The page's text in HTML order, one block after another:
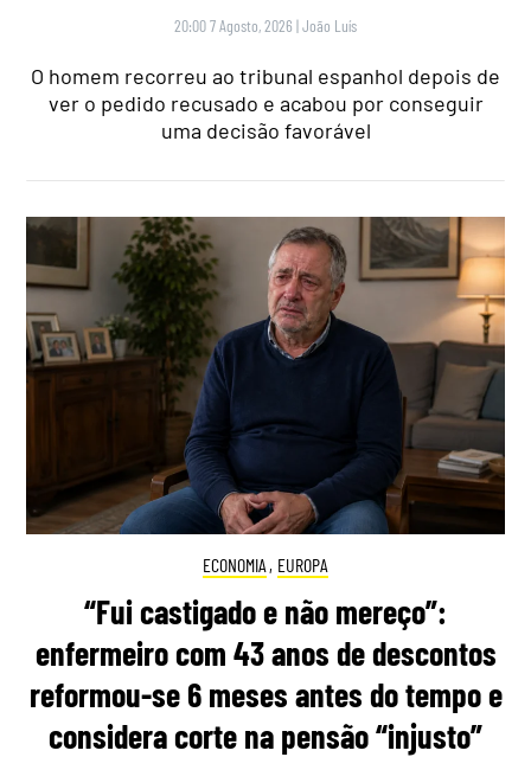
20:00 7 Agosto, 2026 |João Luís
O homem recorreu ao tribunal espanhol depois de
ver o pedido recusado e acabou por conseguir
uma decisão favorável
ECONOMIA , EUROPA
“Fui castigado e não mereço”:
enfermeiro com 43 anos de descontos
reformou-se 6 meses antes do tempo e
considera corte na pensão “injusto”